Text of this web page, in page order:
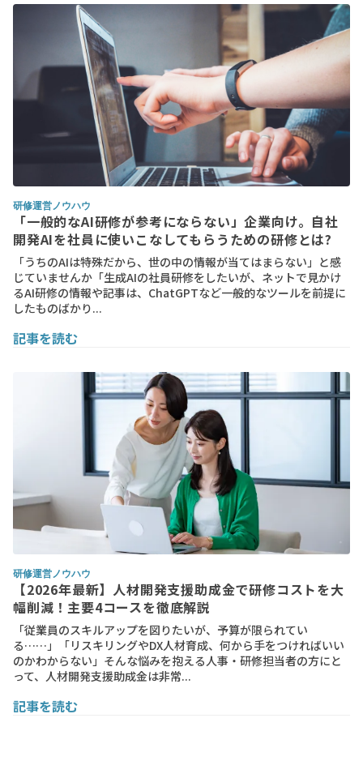
研修運営ノウハウ
「一般的なAI研修が参考にならない」企業向け。自社
開発AIを社員に使いこなしてもらうための研修とは?
「うちのAIは特殊だから、世の中の情報が当てはまらない」と感
じていませんか「生成AIの社員研修をしたいが、ネットで見かけ
るAI研修の情報や記事は、ChatGPTなど一般的なツールを前提に
したものばかり...
記事を読む
研修運営ノウハウ
【2026年最新】人材開発支援助成金で研修コストを大
幅削減！主要4コースを徹底解説
「従業員のスキルアップを図りたいが、予算が限られてい
る……」「リスキリングやDX人材育成、何から手をつければいい
のかわからない」そんな悩みを抱える人事・研修担当者の方にと
って、人材開発支援助成金は非常...
記事を読む